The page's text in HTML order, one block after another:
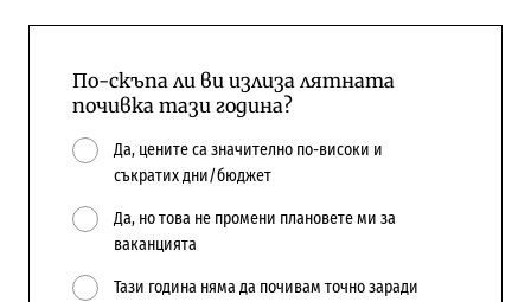
По-скъпа ли ви излиза лятната
почивка тази година?
Да, цените са значително по-високи и
съкратих дни/бюджет
Да, но това не промени плановете ми за
ваканцията
Тази година няма да почивам точно заради